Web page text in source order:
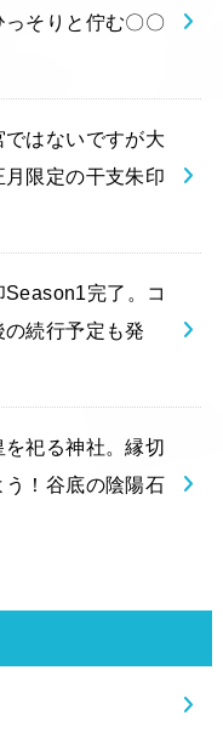
そりと佇む〇〇
ではないですが大
限定の干支朱印
Season1完了。コ
続行予定も発
を祀る神社。縁切
う！谷底の陰陽石